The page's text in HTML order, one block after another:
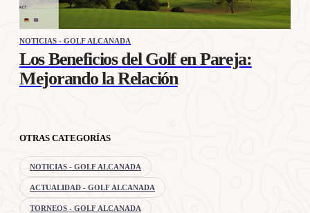
NOTICIAS - GOLF ALCANADA
Los Beneficios del Golf en Pareja:
Mejorando la Relación
OTRAS CATEGORÍAS
NOTICIAS - GOLF ALCANADA
ACTUALIDAD - GOLF ALCANADA
TORNEOS - GOLF ALCANADA